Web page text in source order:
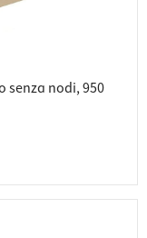
senza nodi, 950